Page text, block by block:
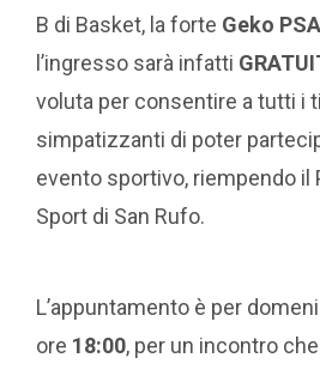
B di Basket, la forte Geko
l’ingresso sarà infatti
voluta per consentire a tutti i
simpatizzanti di poter
evento sportivo, riempendo il
Sport di San Rufo.
L’appuntamento è per
ore 18:00, per un incontro